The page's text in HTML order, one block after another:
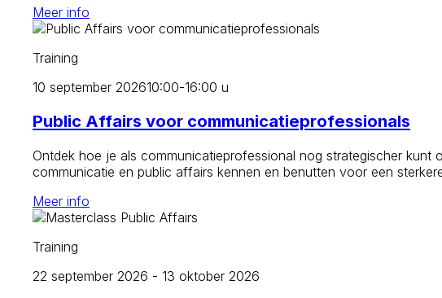
Meer info
Training
10 september 202610:00-16:00 u
Public Affairs voor communicatieprofessionals
Ontdek hoe je als communicatieprofessional nog strategischer kunt
communicatie en public affairs kennen en benutten voor een
Meer info
Training
22 september 2026 - 13 oktober 2026